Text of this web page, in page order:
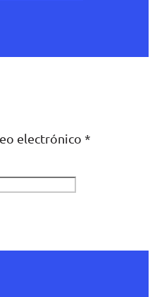
electrónico *